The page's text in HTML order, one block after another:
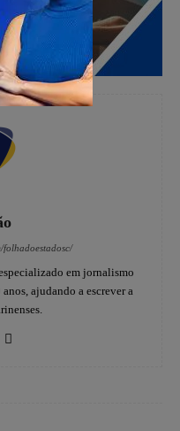
folhadoestadosc/
em jornalismo
ajudando a escrever a